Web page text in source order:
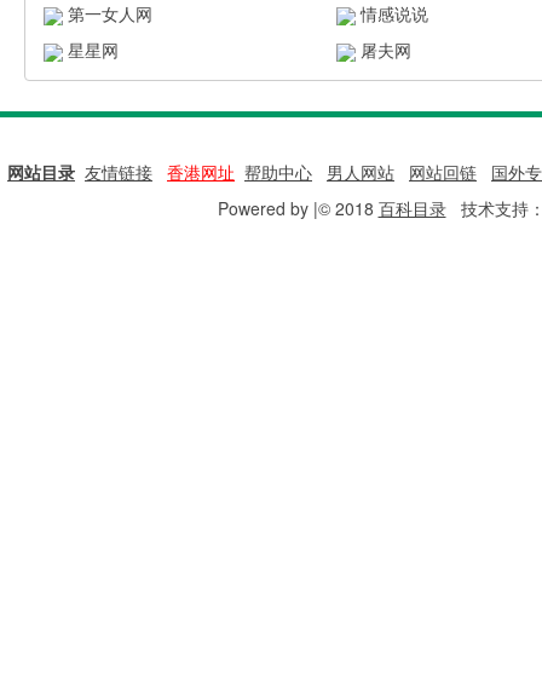
第一女人网
情感说说
星星网
屠夫网
网站目录 友情链接 香港网址 帮助中心 男人网站 网站回链
国外
Powered by |© 2018 百科目录技术支持